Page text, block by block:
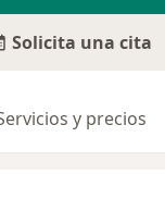
Solicita una cita
y precios